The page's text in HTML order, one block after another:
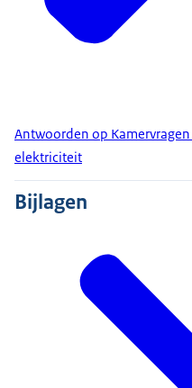
Antwoorden op
elektriciteit
Bijlagen